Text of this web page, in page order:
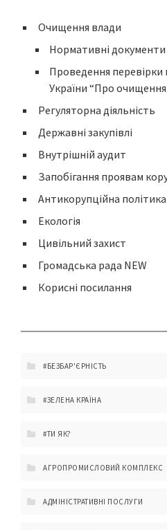
Очищення влади
Нормативні документи
Проведення перевірки
України “Про
Регуляторна діяльність
Державні закупівлі
Внутрішній аудит
Запобігання проявам
Антикорупційна політика
Екологія
Цивільний захист
Громадська рада NEW
Корисні посилання
#БЕЗБАР'ЄРНІСТЬ
#ЗЕЛЕНА КРАЇНА
#ТИ ЯК?
АГРОПРОМИСЛОВИЙ КОМПЛЕКС
АДМІНІСТРАТИВНІ ПОСЛУГИ